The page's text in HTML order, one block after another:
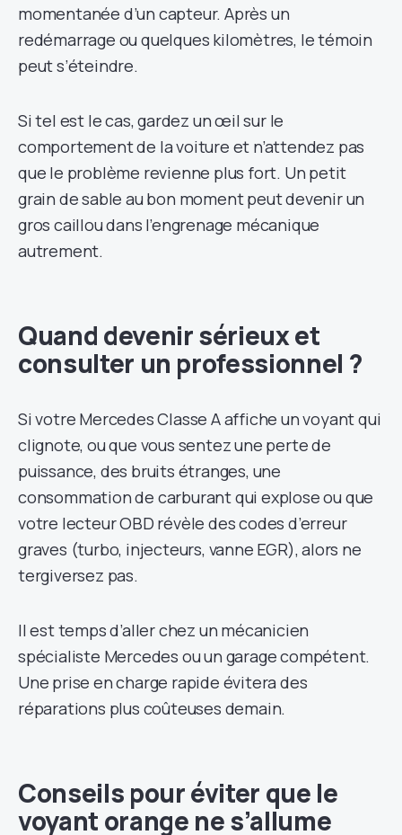
momentanée d’un capteur. Après un
redémarrage ou quelques kilomètres, le témoin
peut s’éteindre.
Si tel est le cas, gardez un œil sur le
comportement de la voiture et n’attendez pas
que le problème revienne plus fort. Un petit
grain de sable au bon moment peut devenir un
gros caillou dans l’engrenage mécanique
autrement.
Quand devenir sérieux et
consulter un professionnel ?
Si votre Mercedes Classe A affiche un voyant qui
clignote, ou que vous sentez une perte de
puissance, des bruits étranges, une
consommation de carburant qui explose ou que
votre lecteur OBD révèle des codes d’erreur
graves (turbo, injecteurs, vanne EGR), alors ne
tergiversez pas.
Il est temps d’aller chez un mécanicien
spécialiste Mercedes ou un garage compétent.
Une prise en charge rapide évitera des
réparations plus coûteuses demain.
Conseils pour éviter que le
voyant orange ne s’allume